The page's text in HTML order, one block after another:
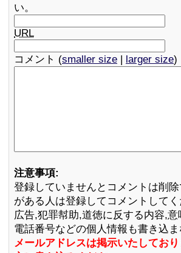
い。
URL
コメント (smaller size | larger size)
注意事項:
登録していませんとコメントは削
がある人は登録してコメントしてく
広告,犯罪幇助,道徳に反する内容,
電話番号などの個人情報も書き込ま
メールアドレスは掲示いたしてお